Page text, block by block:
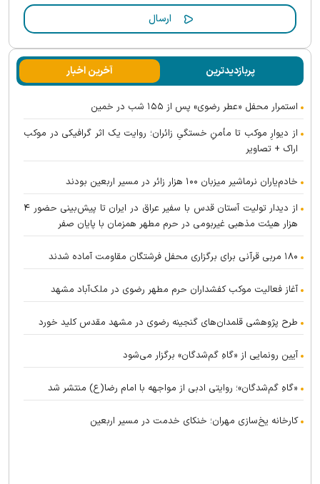
پربازدیدترین آخرین اخبار
استمرار محفل «عطر رضوی» پس از ۱۵۵ شب در خمین
از دیوارِ موکب تا مأمنِ خستگیِ زائران؛ روایت یک اثر گرافیکی در موکب
اراک + تصاویر
خادم‌یاران نرماشیر میزبان ۱۰۰ هزار زائر در مسیر اربعین بودند
از دیدار تولیت آستان قدس با سفیر عراق در ایران تا پیش‌بینی حضور ۴
هزار هیئت مذهبی غیربومی در حرم مطهر همزمان با پایان صفر
۱۸۰ مربی قرآنی برای برگزاری محفل فرشتگان مقاومت آماده شدند
آغاز فعالیت موکب کفشداران حرم مطهر رضوی در ملک‌آباد مشهد
طرح پژوهشی قلمدان‌های گنجینه رضوی در مشهد مقدس کلید خورد
آیین رونمایی از «گاهِ گم‌شدگان» برگزار می‌شود
«گاهِ گم‌شدگان»؛ روایتی ادبی از مواجهه با امام رضا(ع) منتشر شد
کارخانه یخ‌سازی مهران؛ خنکای خدمت در مسیر اربعین